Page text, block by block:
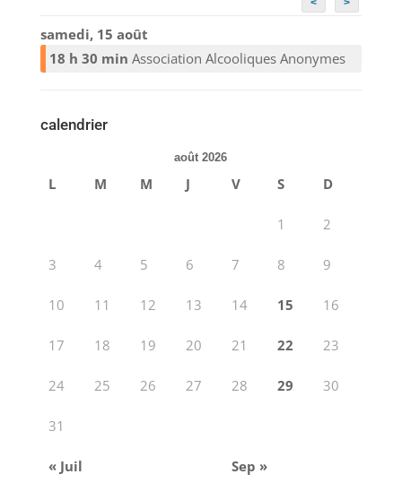
< >
samedi, 15 août
18 h 30 min Association Alcooliques Anonymes
calendrier
août 2026
L M M J V S D
1 2
3 4 5 6 7 8 9
10 11 12 13 14 15 16
17 18 19 20 21 22 23
24 25 26 27 28 29 30
31
« Juil Sep »